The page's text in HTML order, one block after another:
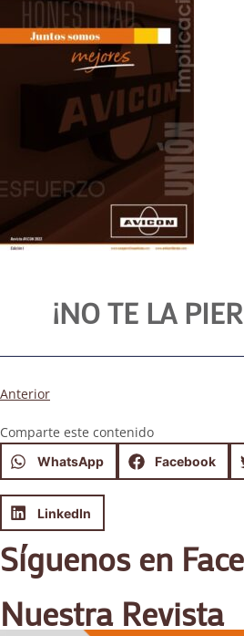
¡NO TE LA
Anterior
Comparte este contenido
WhatsApp Facebook
LinkedIn
Síguenos en
Nuestra Revista